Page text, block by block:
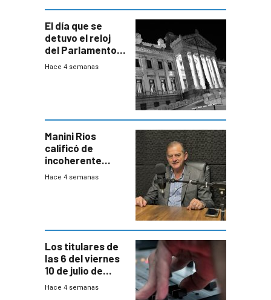
El día que se
detuvo el reloj
del Parlamento
para negociar
Hace 4 semanas
Manini Ríos
calificó de
incoherente
decisión de
Hace 4 semanas
Los titulares de
las 6 del viernes
10 de julio de
2026
Hace 4 semanas